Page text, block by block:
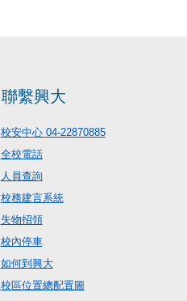
聯繫興大
校安中心 04-22870885
全校電話
人員查詢
校務建言系統
失物招領
校內停車
如何到興大
校區位置總配置圖